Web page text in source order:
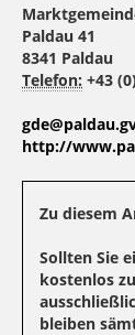
Paldau 41
8341 Paldau
Telefon: +43
http://
Zu diesem
Sollten Sie
kostenlos
bleiben